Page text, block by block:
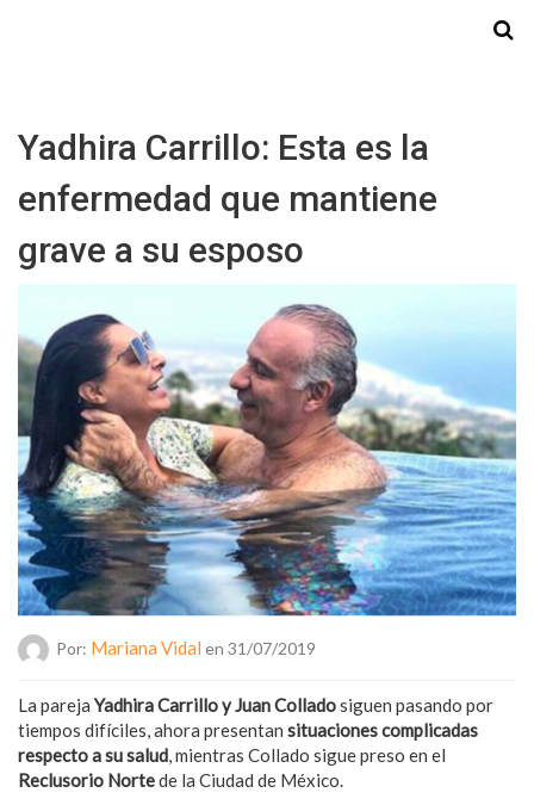
Yadhira Carrillo: Esta es la
enfermedad que mantiene
grave a su esposo
Por: Mariana Vidal en 31/07/2019
La parejaYadhira Carrillo y Juan Colladosiguen pasando por
tiempos difíciles, ahora presentan situaciones complicadas
respecto a su salud, mientras Collado sigue preso en el
Reclusorio Nortede la Ciudad de México.